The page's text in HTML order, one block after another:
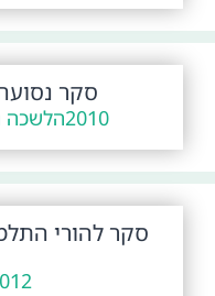
סקר נסועה
2010הלשכה
סקר להורי